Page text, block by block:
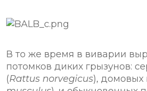
В то же время в виварии
потомков диких грызунов:
(Rattus norvegicus),